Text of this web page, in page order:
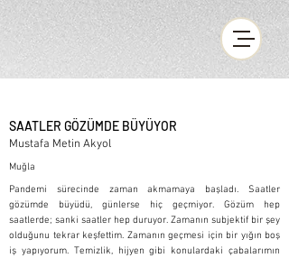
SAATLER GÖZÜMDE BÜYÜYOR
Mustafa Metin Akyol
Muğla
Pandemi sürecinde zaman akmamaya başladı. Saatler
gözümde büyüdü, günlerse hiç geçmiyor. Gözüm hep
saatlerde; sanki saatler hep duruyor. Zamanın subjektif bir şey
olduğunu tekrar keşfettim. Zamanın geçmesi için bir yığın boş
iş yapıyorum. Temizlik, hijyen gibi konulardaki çabalarımın